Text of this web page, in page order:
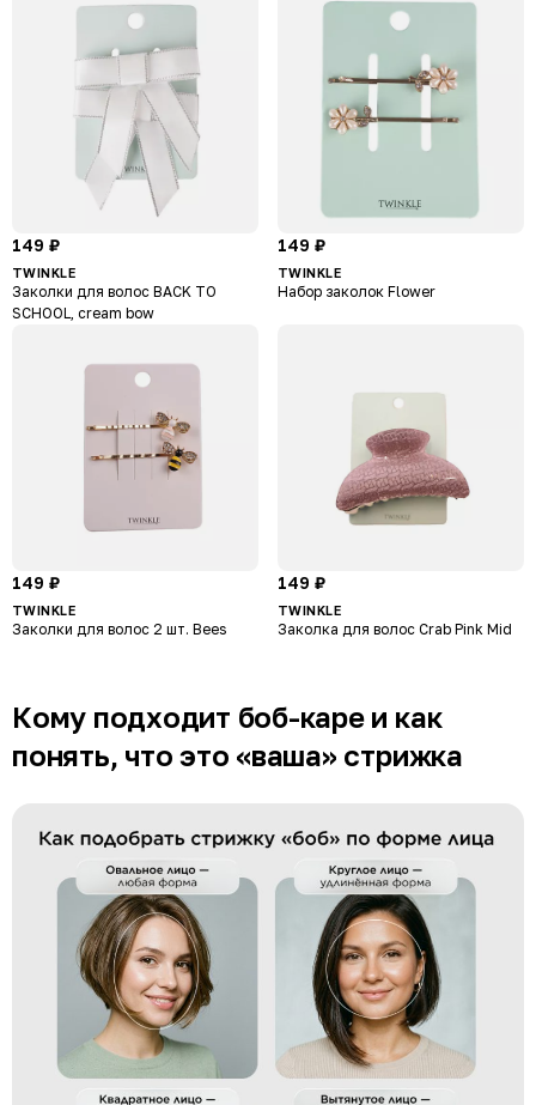
149 ₽
TWINKLE
Заколки для волос BACK TO
SCHOOL, cream bow
149 ₽
TWINKLE
Набор заколок Flower
149 ₽
TWINKLE
Заколки для волос 2 шт. Bees
149 ₽
TWINKLE
Заколка для волос Crab Pink Mid
Кому подходит боб-каре и как
понять, что это «ваша» стрижка